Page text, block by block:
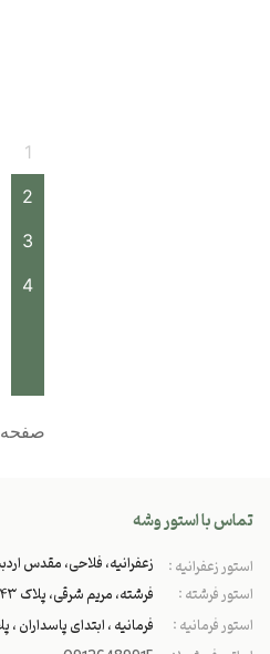
1
2
3
4
صفحه1 از4
تماس با استور وشه
استور زعفرانیه : زعفرانیه، فلاحی، مقدس
استور فرشته :
فرشته، مریم شرقی، پلاک ۴۳
استور فرمانیه :
فرمانیه ، ابتدای پاسداران ،